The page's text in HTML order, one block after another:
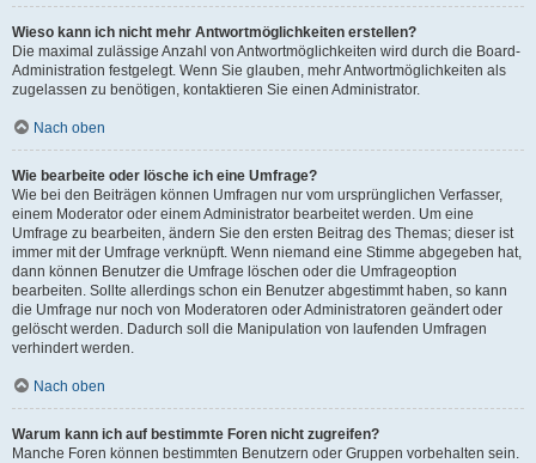
Wieso kann ich nicht mehr Antwortmöglichkeiten erstellen?
Die maximal zulässige Anzahl von Antwortmöglichkeiten wird durch die Board-
Administration festgelegt. Wenn Sie glauben, mehr Antwortmöglichkeiten als
zugelassen zu benötigen, kontaktieren Sie einen Administrator.
Nach oben
Wie bearbeite oder lösche ich eine Umfrage?
Wie bei den Beiträgen können Umfragen nur vom ursprünglichen Verfasser,
einem Moderator oder einem Administrator bearbeitet werden. Um eine
Umfrage zu bearbeiten, ändern Sie den ersten Beitrag des Themas; dieser ist
immer mit der Umfrage verknüpft. Wenn niemand eine Stimme abgegeben hat,
dann können Benutzer die Umfrage löschen oder die Umfrageoption
bearbeiten. Sollte allerdings schon ein Benutzer abgestimmt haben, so kann
die Umfrage nur noch von Moderatoren oder Administratoren geändert oder
gelöscht werden. Dadurch soll die Manipulation von laufenden Umfragen
verhindert werden.
Nach oben
Warum kann ich auf bestimmte Foren nicht zugreifen?
Manche Foren können bestimmten Benutzern oder Gruppen vorbehalten sein.